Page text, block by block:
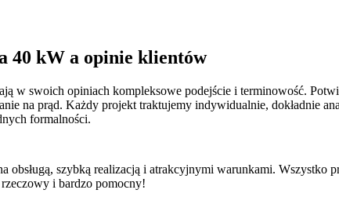
40 kW a opinie klientów
w swoich opiniach kompleksowe podejście i terminowość.
na prąd. Każdy projekt traktujemy indywidualnie, dokładnie
formalności.
szybką realizacją i atrakcyjnymi warunkami. Wszystko
i bardzo pomocny!